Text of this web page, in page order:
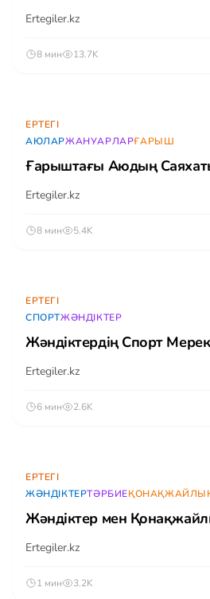
Ertegiler.kz
8 мин 13.7K
ЕРТЕГІ
АЮЛАРЖАНУАРЛАРҒАРЫШ
Ғарыштағы Аюдың
Ertegiler.kz
8 мин 5.4K
ЕРТЕГІ
СПОРТЖӘНДІКТЕР
Жәндіктердің Спорт
Ertegiler.kz
6 мин 2.6K
ЕРТЕГІ
ЖӘНДІКТЕРТӘРБИЕ
Жәндіктер мен
Ertegiler.kz
1 мин 3.2K